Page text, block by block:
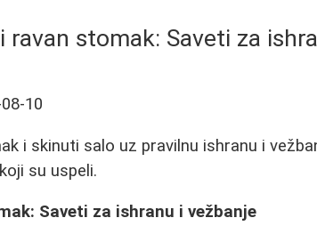
ravan stomak: Saveti za
10
i skinuti salo uz pravilnu ishranu i
su uspeli.
Saveti za ishranu i vežbanje